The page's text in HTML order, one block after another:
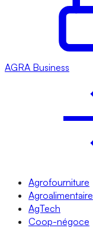
AGRA Business
Agrofourniture
Agroalimentaire
AgTech
Coop-négoce